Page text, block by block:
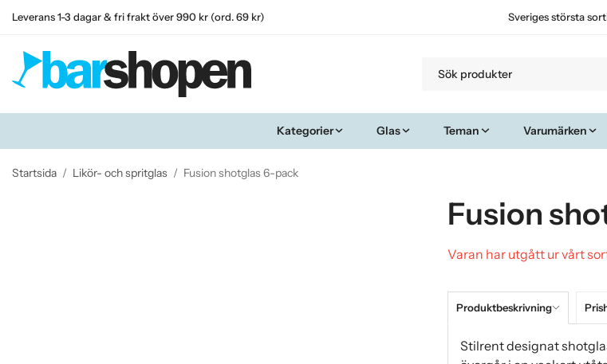
Leverans 1-3 dagar & fri frakt över 990 kr (ord. 69 kr) Sveriges största
Kategorier Glas Teman Varumärken
Startsida / Likör- och spritglas / Fusion shotglas 6-pack
Fusion
Varan har utgått ur vårt
Produktbeskrivning
Stilrent designat